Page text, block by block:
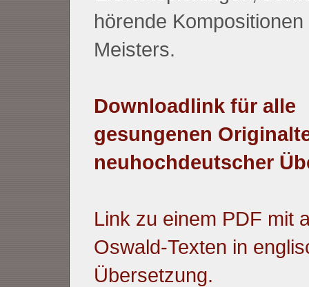
hörende
Meisters.
Downloadlink für alle
gesungenen
neuhochdeutscher
Link zu einem PDF mit
Oswald-Texten in
Übersetzung.